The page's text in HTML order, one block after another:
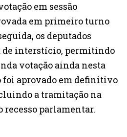
em sessão
em primeiro turno
os deputados
de interstício, permitindo
votação ainda nesta
foi aprovado em definitivo
a tramitação na
recesso parlamentar.